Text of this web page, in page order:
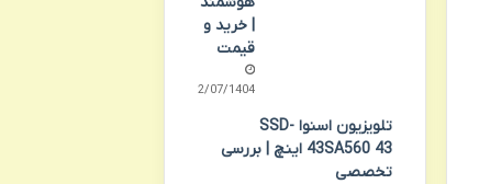
| خرید و
قیمت
12/07/1404
تلویزیون اسنوا SSD-
43SA560 43 اینچ | بررسی
تخصصی